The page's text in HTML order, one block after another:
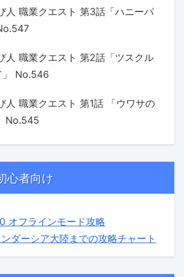
人 職業クエスト 第3話「ハニーパ
人 職業クエスト 第2話「ツスクル
」 No.546
人 職業クエスト 第1話 「ウワサの
No.545
心者向け
オフラインモード攻略
ダーシア大陸までの攻略チャート